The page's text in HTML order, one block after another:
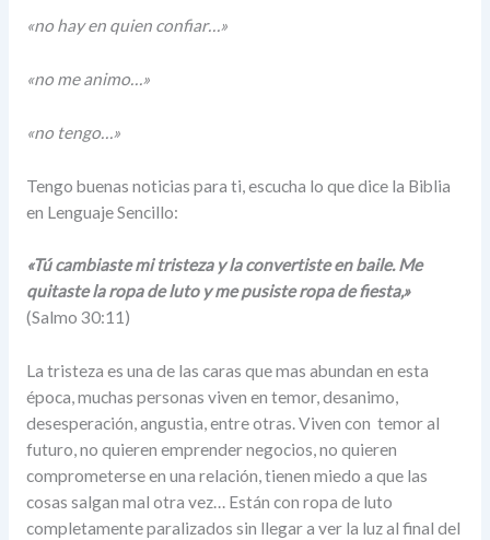
«no hay en quien confiar…»
«no me animo…»
«no tengo…»
Tengo buenas noticias para ti, escucha lo que dice la Biblia
en Lenguaje Sencillo:
«Tú cambiaste mi tristeza y la convertiste en baile. Me
quitaste la ropa de luto y me pusiste ropa de fiesta,»
(Salmo 30:11)
La tristeza es una de las caras que mas abundan en esta
época, muchas personas viven en temor, desanimo,
desesperación, angustia, entre otras. Viven con temor al
futuro, no quieren emprender negocios, no quieren
comprometerse en una relación, tienen miedo a que las
cosas salgan mal otra vez… Están con ropa de luto
completamente paralizados sin llegar a ver la luz al final del